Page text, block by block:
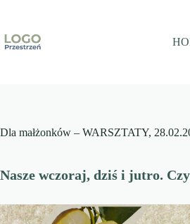
Dla małżonków – WARSZTATY,
Nasze wczoraj, dziś i jutro.